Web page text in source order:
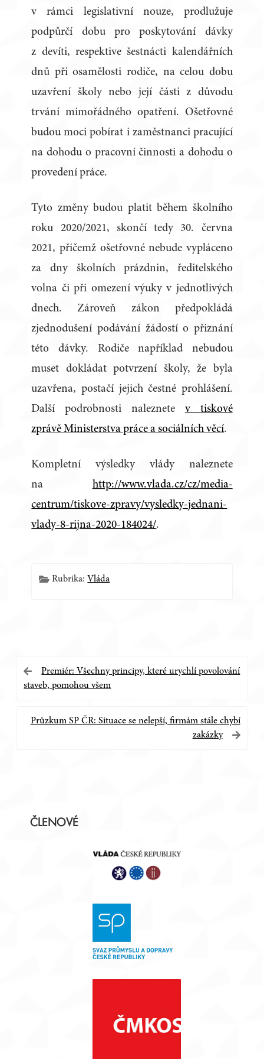
v rámci legislativní nouze, prodlužuje
podpůrčí dobu pro poskytování dávky
z devíti, respektive šestnácti kalendářních
dnů při osamělosti rodiče, na celou dobu
uzavření školy nebo její části z důvodu
trvání mimořádného opatření. Ošetřovné
budou moci pobírat i zaměstnanci pracující
na dohodu o pracovní činnosti a dohodu o
provedení práce.
Tyto změny budou platit během školního
roku 2020/2021, skončí tedy 30. června
2021, přičemž ošetřovné nebude vypláceno
za dny školních prázdnin, ředitelského
volna či při omezení výuky v jednotlivých
dnech. Zároveň zákon předpokládá
zjednodušení podávání žádostí o přiznání
této dávky. Rodiče například nebudou
muset dokládat potvrzení školy, že byla
uzavřena, postačí jejich čestné prohlášení.
Další podrobnosti naleznete v tiskové
zprávě Ministerstva práce a sociálních věcí.
Kompletní výsledky vlády naleznete
na http://www.vlada.cz/cz/media-
centrum/tiskove-zpravy/vysledky-jednani-
vlady-8-rijna-2020-184024/.
Rubrika: Vláda
Navigace
příspěvek
Premiér: Všechny principy, které urychlí povolování
staveb, pomohou všem
Průzkum SP ČR: Situace se nelepší, firmám stále chybí
zakázky
ČLENOVÉ